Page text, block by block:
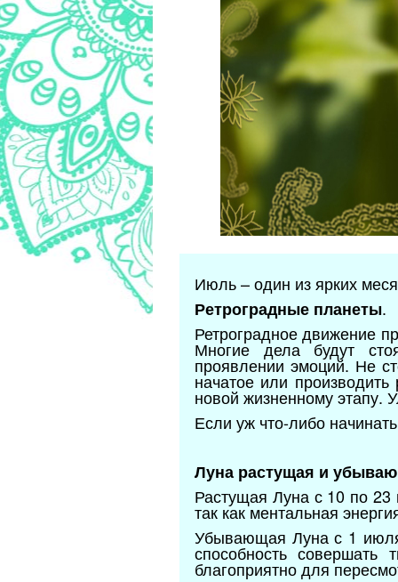
Июль – один из ярких
Ретроградные планеты.
Ретроградное движение
Многие дела будут
проявлении эмоций. Не
начатое или
новой жизненному этапу.
Если уж что-либо
Луна растущая и
Растущая Луна с 10 по 23
так как ментальная
Убывающая Луна с 1
способность совершать
благоприятно для